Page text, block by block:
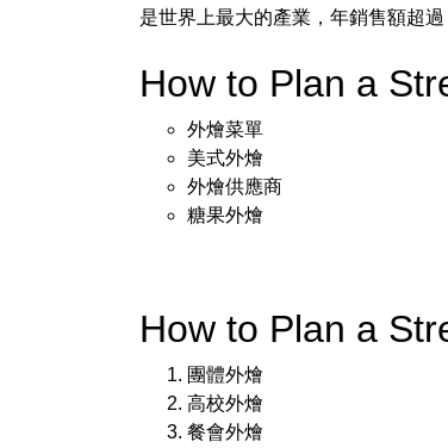
是世界上最大的產業，年銷售額超過
How to Plan a
外燴菜單
美式外燴
外燴供應商
糖果外燴
How to Plan a
團體外燴
高校外燴
餐會外燴